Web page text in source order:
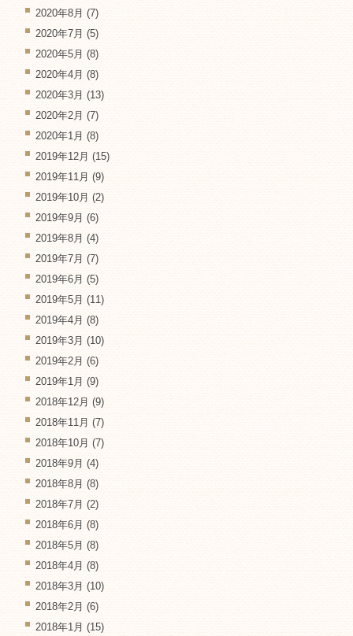
2020年8月 (7)
2020年7月 (5)
2020年5月 (8)
2020年4月 (8)
2020年3月 (13)
2020年2月 (7)
2020年1月 (8)
2019年12月 (15)
2019年11月 (9)
2019年10月 (2)
2019年9月 (6)
2019年8月 (4)
2019年7月 (7)
2019年6月 (5)
2019年5月 (11)
2019年4月 (8)
2019年3月 (10)
2019年2月 (6)
2019年1月 (9)
2018年12月 (9)
2018年11月 (7)
2018年10月 (7)
2018年9月 (4)
2018年8月 (8)
2018年7月 (2)
2018年6月 (8)
2018年5月 (8)
2018年4月 (8)
2018年3月 (10)
2018年2月 (6)
2018年1月 (15)